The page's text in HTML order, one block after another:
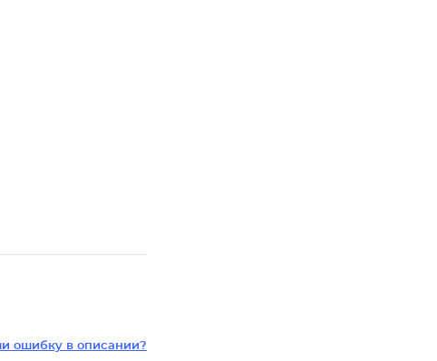
ошибку в описании?